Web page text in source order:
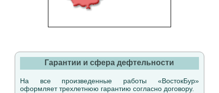
Гарантии и сфера дефтельности
На все произведенные работы «ВостокБур»
оформляет трехлетнюю гарантию согласно договору.